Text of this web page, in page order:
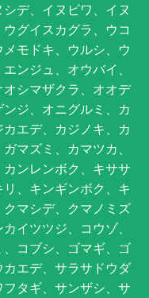
デ、イヌビワ、イヌ
グイスカグラ、ウコ
モドキ、ウルシ、ウ
ンジュ、オウバイ、
シマザクラ、オオデ
ジ、オニグルミ、カ
エデ、カジノキ、カ
マズミ、カマツカ、
ンレンボク、キササ
、キンギンボク、キ
マシデ、クマノミズ
イツツジ、コウゾ、
コブシ、ゴマギ、ゴ
エデ、サラサドウダ
タギ、サンザシ、サ